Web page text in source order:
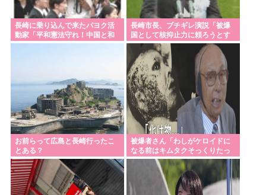
長崎に乗り込んで来たパヨク活
動家「平和憲法守れ！中国と和
解せよ！」
長崎市長、ブチギレ演説「被爆
国として核抑止力に頼ろうとす
るのやめろつってんの 」高市、
睨みつける
お前らって広島と長崎行ったこ
とある？
被爆者さん「わしがケロイドに
なる前はキムタクそっくりたっ
たんじゃ」ハードなギャグをか